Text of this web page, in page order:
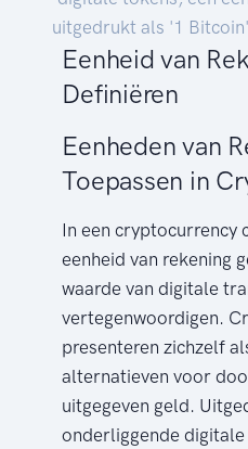
uitgedrukt als '1
Eenheid van
Definiëren
Eenheden van
Toepassen in
In een cryptocurrency
eenheid van rekening
waarde van digitale
vertegenwoordigen.
presenteren zichzelf
alternatieven voor
uitgegeven geld.
onderliggende